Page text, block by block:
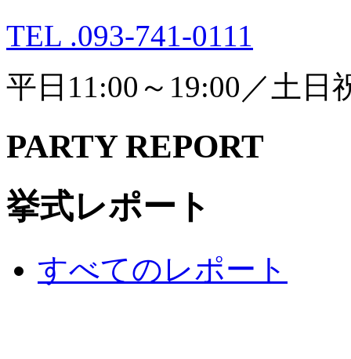
TEL .093-741-0111
平日11:00～19:00／土日
PARTY REPORT
挙式レポート
すべてのレポート